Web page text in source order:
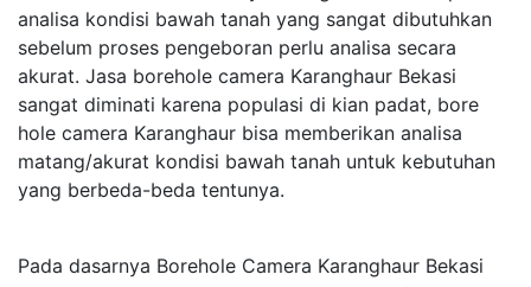
analisa kondisi bawah tanah yang sangat dibutuhkan
sebelum proses pengeboran perlu analisa secara
akurat. Jasa borehole camera Karanghaur Bekasi
sangat diminati karena populasi di kian padat, bore
hole camera Karanghaur bisa memberikan analisa
matang/akurat kondisi bawah tanah untuk kebutuhan
yang berbeda-beda tentunya.
Pada dasarnya Borehole Camera Karanghaur Bekasi